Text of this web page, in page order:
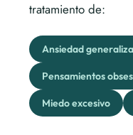
tratamiento de:
Ansiedad
Pensamientos
Miedo excesivo